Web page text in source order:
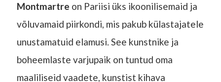
Montmartre on Pariisi üks ikoonilisemaid ja
võluvamaid piirkondi, mis pakub külastajatele
unustamatuid elamusi. See kunstnike ja
boheemlaste varjupaik on tuntud oma
maaliliseid vaadete, kunstist kihava